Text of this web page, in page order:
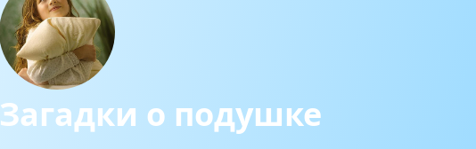
Загадки о подушке